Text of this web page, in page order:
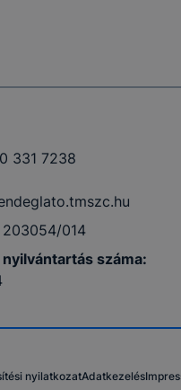
331 7238
203054/014
száma:
nyilatkozatAdatkezelés